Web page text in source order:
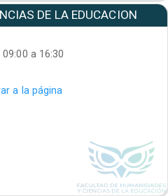
DE LA EDUCACION
a 16:30
a la página